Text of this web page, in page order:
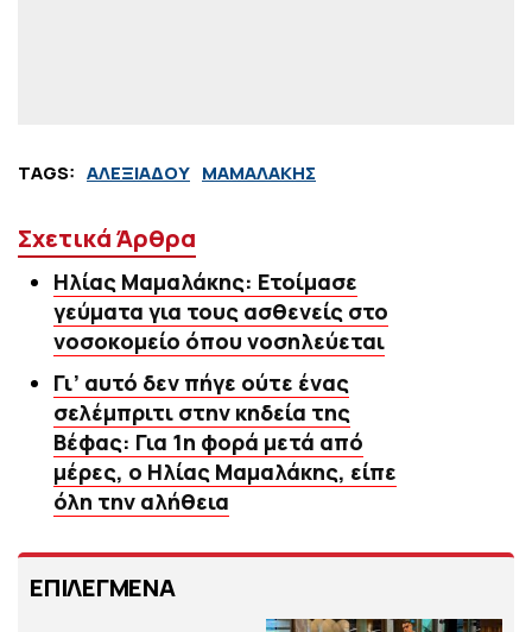
TAGS: ΑΛΕΞΙΑΔΟΥ ΜΑΜΑΛΑΚΗΣ
Σχετικά Άρθρα
Ηλίας Μαμαλάκης: Ετοίμασε
γεύματα για τους ασθενείς στο
νοσοκομείο όπου νοσηλεύεται
Γι’ αυτό δεν πήγε ούτε ένας
σελέμπριτι στην κηδεία της
Βέφας: Για 1η φορά μετά από
μέρες, ο Ηλίας Μαμαλάκης, είπε
όλη την αλήθεια
ΕΠΙΛΕΓΜΕΝΑ